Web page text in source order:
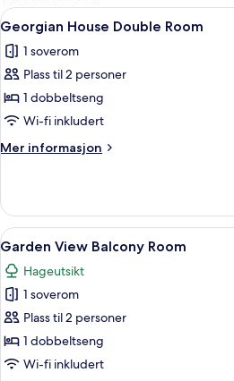
rom
Åpne
alle
bildene
av
Georgian
House
Double
Room
7
Georgian House Double Room
1 soverom
Plass til 2 personer
1 dobbeltseng
Wi-fi inkludert
Mer informasjon
Mer
House
Double
Room
Åpne
alle
bildene
av
Garden
View
Balcony
5
Garden View Balcony Room
Hageutsikt
1 soverom
Plass til 2 personer
1 dobbeltseng
Wi-fi inkludert